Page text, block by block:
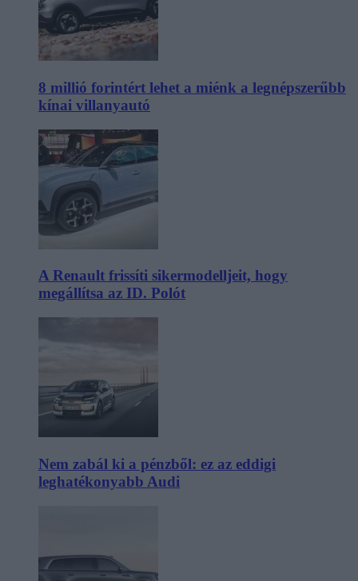
8 millió forintért lehet a miénk a legnépszerűbb
kínai villanyautó
A Renault frissíti sikermodelljeit, hogy
megállítsa az ID. Polót
Nem zabál ki a pénzből: ez az eddigi
leghatékonyabb Audi